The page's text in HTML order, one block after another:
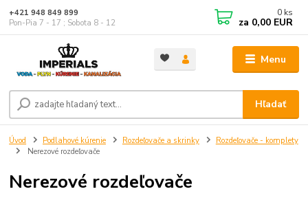
Menu
Hľadať
+421 948 849 899
Pon-Pia 7 - 17 ; Sobota 8 - 12
0 ks
za 0,00 EUR
Úvod Podlahové kúrenie Rozdeľovače a skrinky
Rozdeľovače - komplety
Nerezové rozdeľovače
Nerezové rozdeľovače